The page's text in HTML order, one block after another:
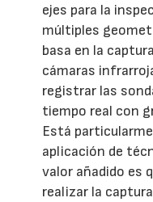
ejes para la
múltiples
basa en la
cámaras
registrar las
tiempo real con
Está
aplicación de
valor añadido es
realizar la